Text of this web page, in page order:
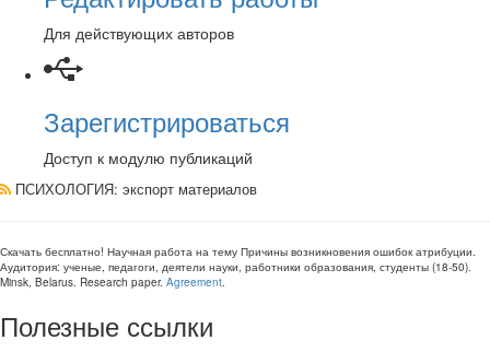
Для действующих авторов
Зарегистрироваться
Доступ к модулю публикаций
ПСИХОЛОГИЯ: экспорт материалов
Скачать бесплатно! Научная работа на тему Причины возникновения ошибок атрибуции.
Аудитория: ученые, педагоги, деятели науки, работники образования, студенты (18-50).
Minsk, Belarus. Research paper. Agreement.
Полезные ссылки